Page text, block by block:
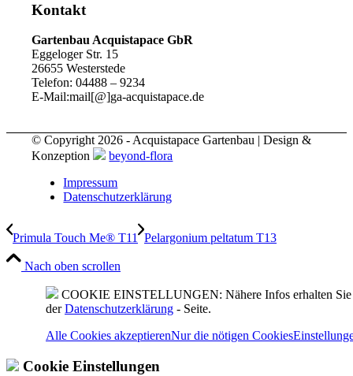
Kontakt
Gartenbau Acquistapace GbR
Eggeloger Str. 15
26655 Westerstede
Telefon: 04488 – 9234
E-Mail:mail[@]ga-acquistapace.de
© Copyright 2026 - Acquistapace Gartenbau | Design &
Konzeption
beyond-flora
Impressum
Datenschutzerklärung
Primula Touch Me® T11 Pelargonium peltatum T13
Nach oben scrollen
COOKIE EINSTELLUNGEN: Nähere Infos erhalten Sie
derDatenschutzerklärung - Seite.
Alle Cookies akzeptierenNur die nötigen Cookies
Cookie Einstellungen